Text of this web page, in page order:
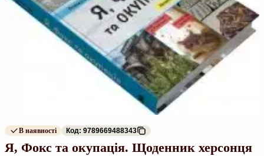
В наявності Код: 9789669488343
Я, Фокс та окупація. Щоденник херсонця